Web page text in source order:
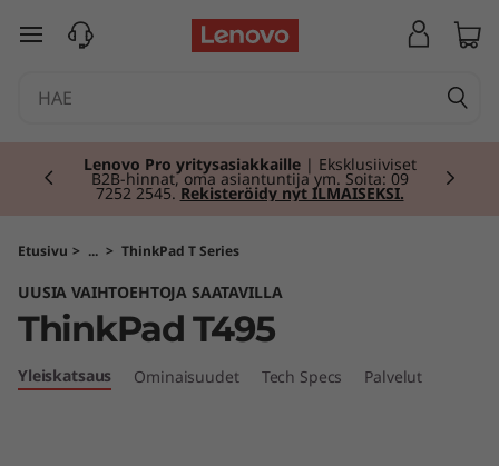
T
P
a
d
T
siirry pääsisältöön
Lenovo Pro yritysasiakkaille| Eksklusiiviset
B2B-hinnat, oma asiantuntija ym. Soita: 09
7252 2545. Rekisteröidy nyt ILMAISEKSI.
Currently displaying item 2 of 2
Etusivu > ... > ThinkPad T Series
UUSIA VAIHTOEHTOJA SAATAVILLA
ThinkPad T495
Yleiskatsaus Ominaisuudet Tech Specs Palvelut